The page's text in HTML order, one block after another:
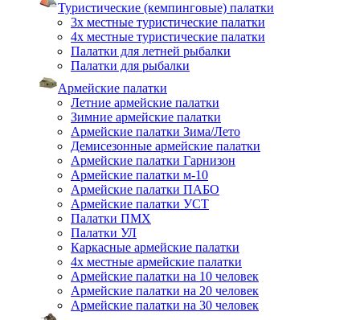
Туристические (кемпинговые) палатки
3х местные туристические палатки
4х местные туристические палатки
Палатки для летней рыбалки
Палатки для рыбалки
Армейские палатки
Летние армейские палатки
Зимние армейские палатки
Армейские палатки Зима/Лето
Демисезонные армейские палатки
Армейские палатки Гарнизон
Армейские палатки м-10
Армейские палатки ПАБО
Армейские палатки УСТ
Палатки ПМХ
Палатки УЛ
Каркасные армейские палатки
4х местные армейские палатки
Армейские палатки на 10 человек
Армейские палатки на 20 человек
Армейские палатки на 30 человек